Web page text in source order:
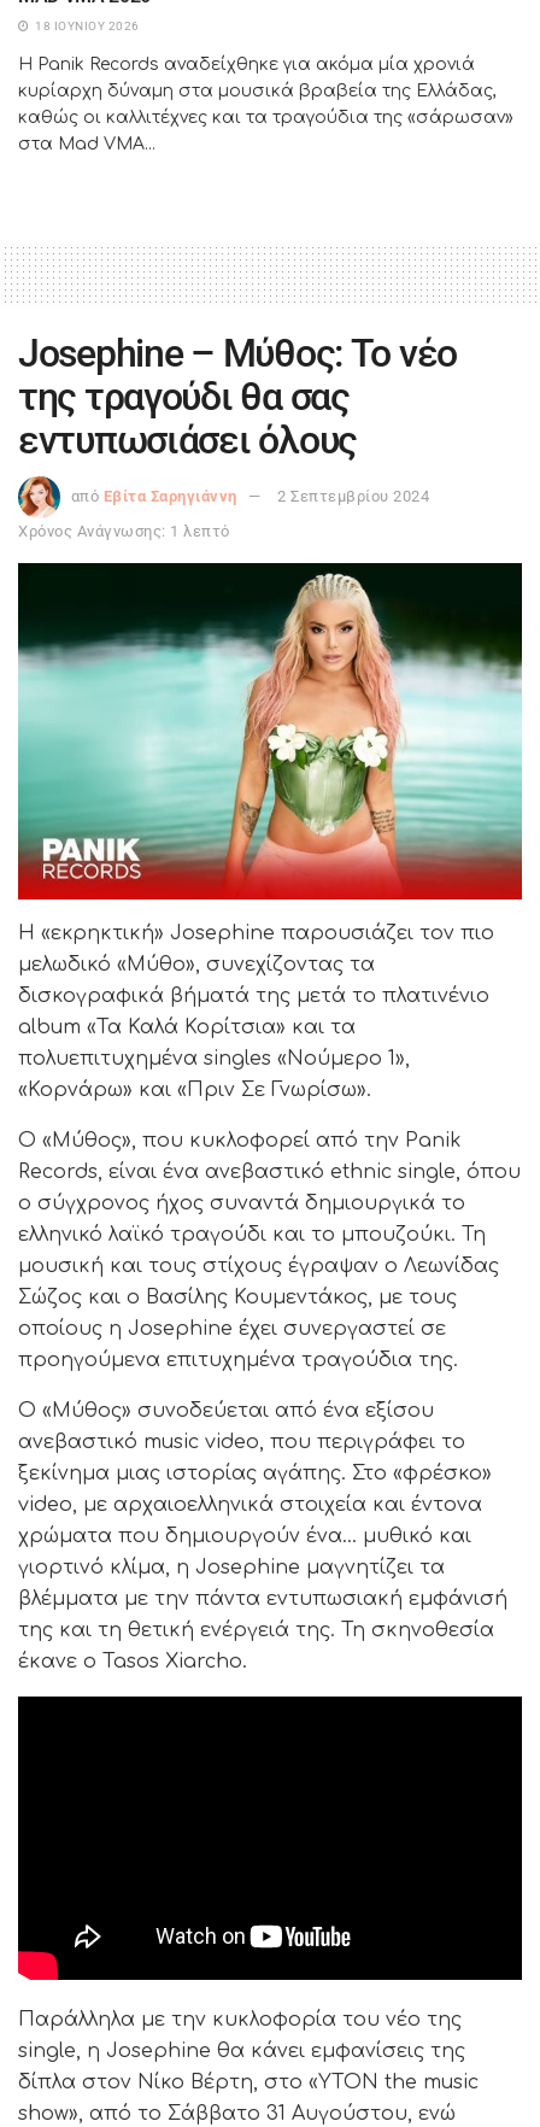
18 ΙΟΥΝΊΟΥ 2026
Η Panik Records αναδείχθηκε για ακόμα μία χρονιά
κυρίαρχη δύναμη στα μουσικά βραβεία της Ελλάδας,
καθώς οι καλλιτέχνες και τα τραγούδια της «σάρωσαν»
στα Mad VΜΑ...
Josephine – Μύθος: Το νέο
της τραγούδι θα σας
εντυπωσιάσει όλους
από Εβίτα Σαρηγιάννη
2 Σεπτεμβρίου 2024
Χρόνος Ανάγνωσης: 1 λεπτό
Η «εκρηκτική» Josephine παρουσιάζει τον πιο
μελωδικό «Μύθο», συνεχίζοντας τα
δισκογραφικά βήματά της μετά το πλατινένιο
album «Τα Καλά Κορίτσια» και τα
πολυεπιτυχημένα singles «Νούμερο 1»,
«Κορνάρω» και «Πριν Σε Γνωρίσω».
Ο «Μύθος», που κυκλοφορεί από την Panik
Records, είναι ένα ανεβαστικό ethnic single, όπου
ο σύγχρονος ήχος συναντά δημιουργικά το
ελληνικό λαϊκό τραγούδι και το μπουζούκι. Τη
μουσική και τους στίχους έγραψαν ο Λεωνίδας
Σώζος και ο Βασίλης Κουμεντάκος, με τους
οποίους η Josephine έχει συνεργαστεί σε
προηγούμενα επιτυχημένα τραγούδια της.
Ο «Μύθος» συνοδεύεται από ένα εξίσου
ανεβαστικό music video, που περιγράφει το
ξεκίνημα μιας ιστορίας αγάπης. Στο «φρέσκο»
video, με αρχαιοελληνικά στοιχεία και έντονα
χρώματα που δημιουργούν ένα… μυθικό και
γιορτινό κλίμα, η Josephine μαγνητίζει τα
βλέμματα με την πάντα εντυπωσιακή εμφάνισή
της και τη θετική ενέργειά της. Τη σκηνοθεσία
έκανε ο Tasos Xiarcho.
Παράλληλα με την κυκλοφορία του νέο της
single, η Josephine θα κάνει εμφανίσεις της
δίπλα στον Νίκο Βέρτη, στο «YTON the music
show», από το Σάββατο 31 Αυγούστου, ενώ